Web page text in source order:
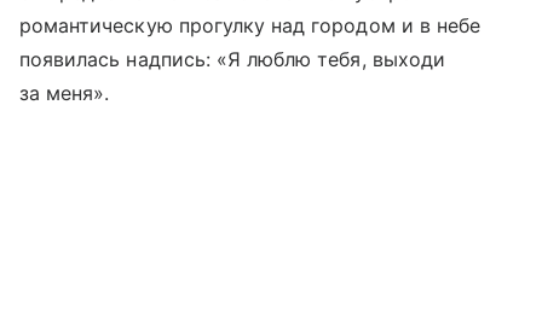
романтическую прогулку над городом и в небе
появилась надпись: «Я люблю тебя, выходи
за меня».